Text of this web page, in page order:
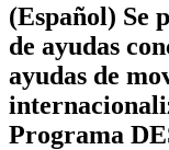
(Español) Se
de ayudas
ayudas de
Programa